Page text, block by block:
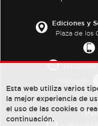
Ediciones y
Plaza de los
Esta web utiliza varios
la mejor experiencia de
el uso de las cookies o
continuación.